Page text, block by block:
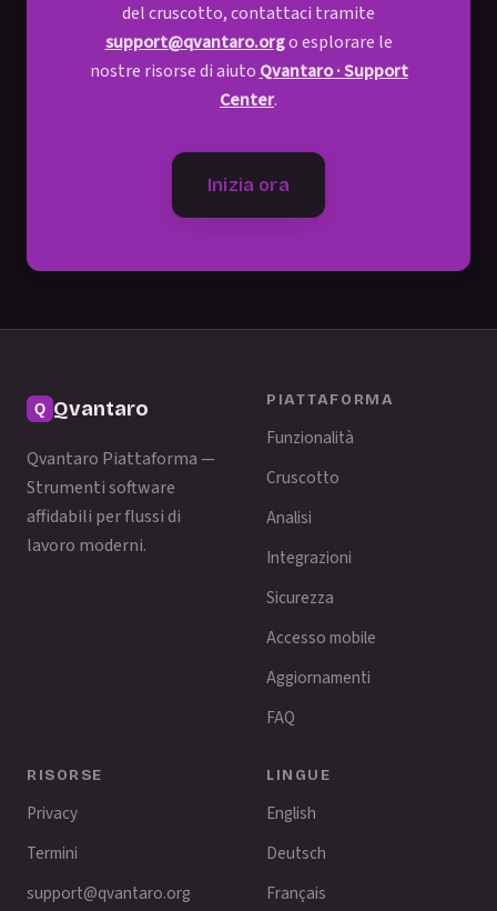
del cruscotto, contattaci tramite
support@qvantaro.orgo esplorare le
nostre risorse di aiuto Qvantaro · Support
Center.
Inizia ora
Qvantaro
Qvantaro Piattaforma —
Strumenti software
affidabili per flussi di
lavoro moderni.
PIATTAFORMA
Funzionalità
Cruscotto
Analisi
Integrazioni
Sicurezza
Accesso mobile
Aggiornamenti
FAQ
RISORSE
Privacy
Termini
support@qvantaro.org
LINGUE
English
Deutsch
Français